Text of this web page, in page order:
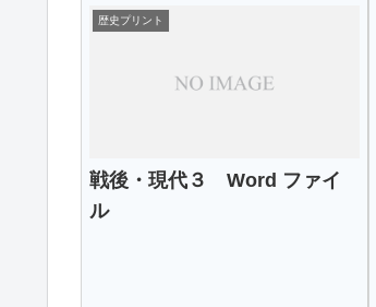
歴史プリント
戦後・現代３ Word ファイ
ル